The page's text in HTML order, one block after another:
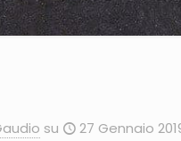
su 27 Gennaio